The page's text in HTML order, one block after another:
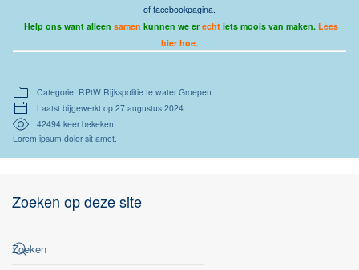
of facebookpagina.
Help ons want alleen samen kunnen we er echt iets moois van maken. Lees
hier hoe.
Categorie: RPtW Rijkspolitie te water Groepen
Laatst bijgewerkt op 27 augustus 2024
42494 keer bekeken
Lorem ipsum dolor sit amet.
Zoeken op deze site